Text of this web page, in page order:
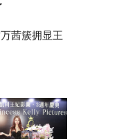
茜簇拥显王